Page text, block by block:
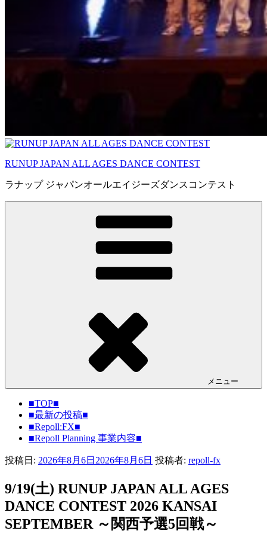
RUNUP JAPAN ALL AGES DANCE CONTEST
ラナップ ジャパンオールエイジーズダンスコンテスト
メニュー
■TOP■
■最新の投稿■
■Repoll:FX■
■Repoll Planning 事業内容■
投稿日: 2026年8月6日 2026年8月6日 投稿者: repoll-fx
9/19(土) RUNUP JAPAN ALL AGES
DANCE CONTEST 2026 KANSAI
SEPTEMBER ～関西予選5回戦～